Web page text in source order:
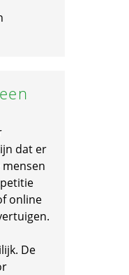
dat er
online
De